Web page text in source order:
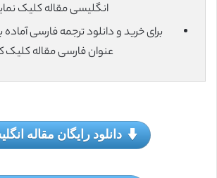
انگلیسی مقاله کلیک
برای خرید و دانلود ترجمه فارسی
عنوان فارسی مقاله کلیک
دانلود رایگان مقاله